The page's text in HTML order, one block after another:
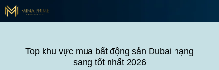
Top khu vực mua bất động sản Dubai hạng
sang tốt nhất 2026